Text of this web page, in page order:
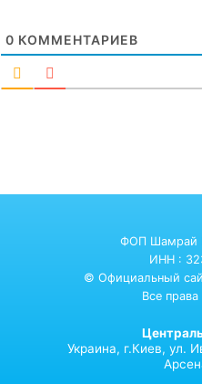
0 КОММЕНТАРИЕВ
ФОП Шамрай
ИНН :
© Официальный
Все
Украина, г.Киев, ул.